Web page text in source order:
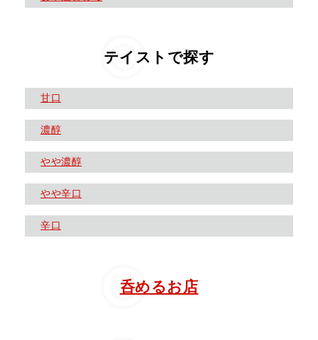
テイストで探す
甘口
濃醇
やや濃醇
やや辛口
辛口
呑めるお店